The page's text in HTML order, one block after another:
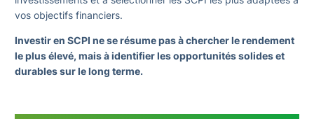
vos objectifs financiers.
Investir en SCPI ne se résume pas à chercher le rendement
le plus élevé, mais à identifier les opportunités solides et
durables sur le long terme.